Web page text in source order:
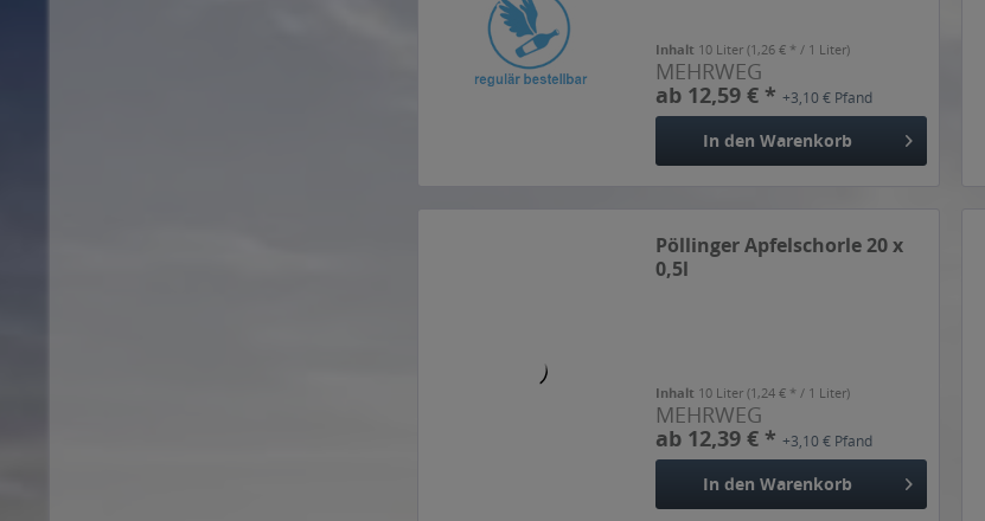
Inhalt 10 Liter(1,26 € * / 1 Liter)
MEHRWEG
ab 12,59 € *+3,10 € Pfand
In den Warenkorb
Pöllinger Apfelschorle 20 x
0,5l
Inhalt 10 Liter(1,24 € * / 1 Liter)
MEHRWEG
ab 12,39 € *+3,10 € Pfand
In den Warenkorb